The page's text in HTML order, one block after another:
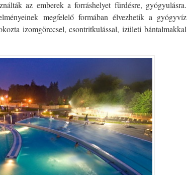
az emberek a forráshelyet fürdésre, gyógyulásra.
megfelelő formában élvezhetik a gyógyvíz
izomgörccsel, csontritkulással, izületi bántalmakkal